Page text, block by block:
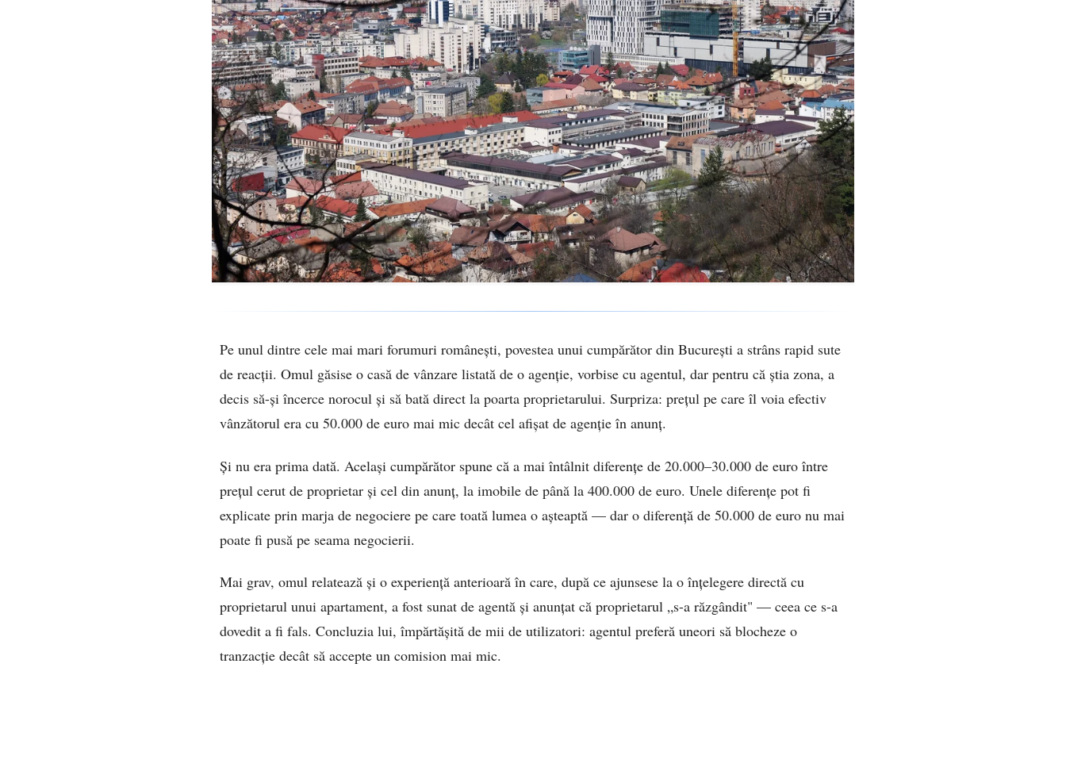
Pe unul dintre cele mai mari forumuri românești, povestea unui cumpărător din București a strâns rapid sute
de reacții. Omul găsise o casă de vânzare listată de o agenție, vorbise cu agentul, dar pentru că știa zona, a
decis să-și încerce norocul și să bată direct la poarta proprietarului. Surpriza: prețul pe care îl voia efectiv
vânzătorul era cu 50.000 de euro mai mic decât cel afișat de agenție în anunț.
Și nu era prima dată. Același cumpărător spune că a mai întâlnit diferențe de 20.000–30.000 de euro între
prețul cerut de proprietar și cel din anunț, la imobile de până la 400.000 de euro. Unele diferențe pot fi
explicate prin marja de negociere pe care toată lumea o așteaptă — dar o diferență de 50.000 de euro nu mai
poate fi pusă pe seama negocierii.
Mai grav, omul relatează și o experiență anterioară în care, după ce ajunsese la o înțelegere directă cu
proprietarul unui apartament, a fost sunat de agentă și anunțat că proprietarul „s-a răzgândit" — ceea ce s-a
dovedit a fi fals. Concluzia lui, împărtășită de mii de utilizatori: agentul preferă uneori să blocheze o
tranzacție decât să accepte un comision mai mic.